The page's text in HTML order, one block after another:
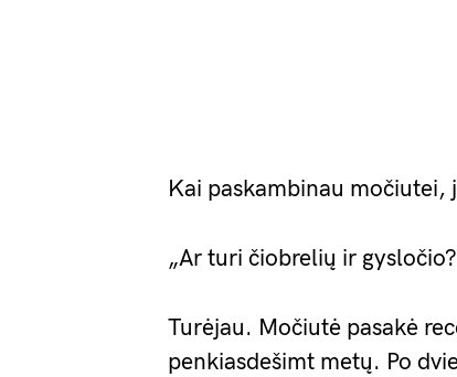
Kai paskambinau močiutei,
„Ar turi čiobrelių ir
Turėjau. Močiutė pasakė
penkiasdešimt metų. Po